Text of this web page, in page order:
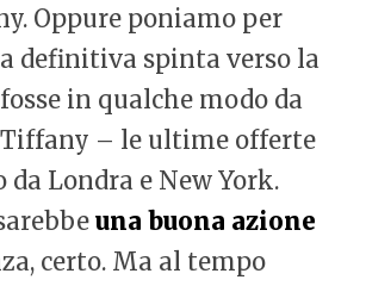
Oppure poniamo per
definitiva spinta verso la
in qualche modo da
– le ultime offerte
Londra e New York.
una buona azione
certo. Ma al tempo